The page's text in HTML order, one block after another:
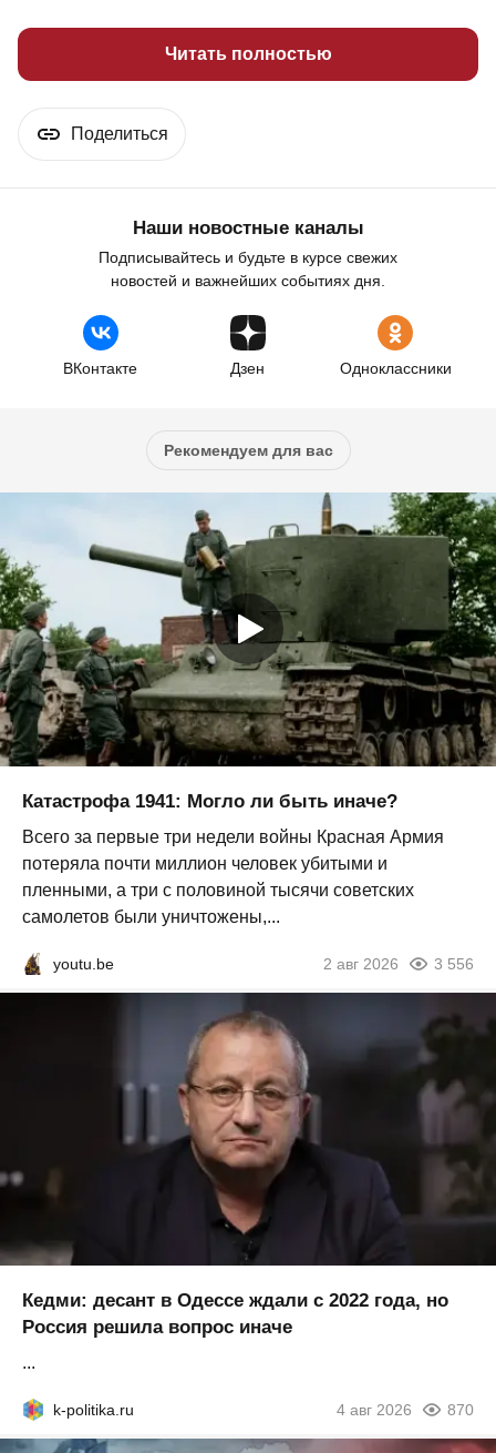
Читать полностью
Поделиться
Наши новостные каналы
Подписывайтесь и будьте в курсе свежих
новостей и важнейших событиях дня.
ВКонтакте Дзен Одноклассники
Рекомендуем для вас
Катастрофа 1941: Могло ли быть иначе?
Всего за первые три недели войны Красная Армия
потеряла почти миллион человек убитыми и
пленными, а три с половиной тысячи советских
самолетов были уничтожены,...
youtu.be 2 авг 2026 3 556
Кедми: десант в Одессе ждали с 2022 года, но
Россия решила вопрос иначе
...
k-politika.ru 4 авг 2026 870